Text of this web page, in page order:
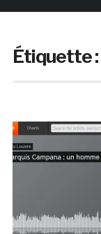
Étiquette :